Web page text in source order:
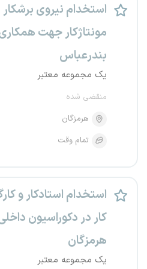
مونتاژکار جهت
بندرعباس
یک مجموعه معتبر
منقضی شده
هرمزگان
تمام وقت
استخدام استادکار و
کار در دکوراسیون
هرمزگان
یک مجموعه معتبر